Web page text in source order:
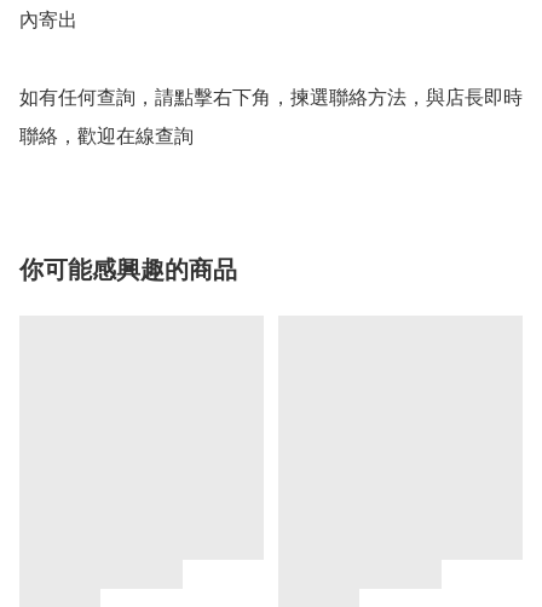
內寄出
如有任何查詢，請點擊右下角，揀選聯絡方法，與店長即時
聯絡，歡迎在線查詢
你可能感興趣的商品